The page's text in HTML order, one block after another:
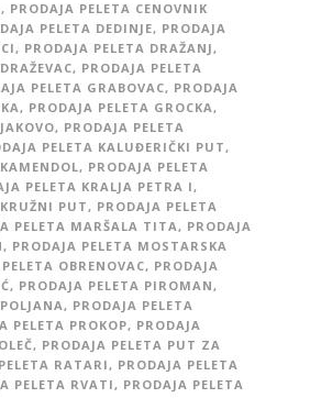
, PRODAJA PELETA CENOVNIK
PELETA DEDINJE, PRODAJA
, PRODAJA PELETA DRAŽANJ,
, PRODAJA PELETA
PELETA GRABOVAC, PRODAJA
, PRODAJA PELETA GROCKA,
, PRODAJA PELETA
PELETA KALUĐERIČKI PUT,
, PRODAJA PELETA
PELETA KRALJA PETRA I,
PUT, PRODAJA PELETA
PELETA MARŠALA TITA, PRODAJA
, PRODAJA PELETA MOSTARSKA
OBRENOVAC, PRODAJA
, PRODAJA PELETA PIROMAN,
, PRODAJA PELETA
PELETA PROKOP, PRODAJA
, PRODAJA PELETA PUT ZA
RATARI, PRODAJA PELETA
PELETA RVATI, PRODAJA PELETA